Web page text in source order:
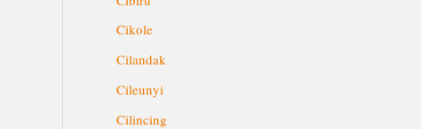
Cikole
Cilandak
Cileunyi
Cilincing